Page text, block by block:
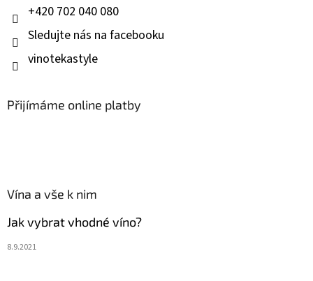
+420 702 040 080
Sledujte nás na facebooku
vinotekastyle
Přijímáme online platby
Vína a vše k nim
Jak vybrat vhodné víno?
8.9.2021